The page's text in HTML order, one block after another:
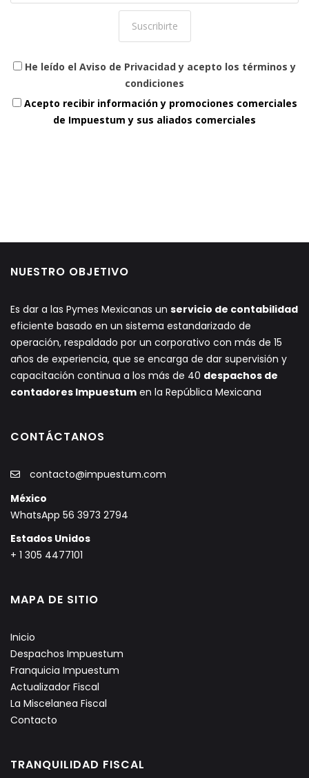
He leído el Aviso de Privacidad y acepto los términos y
condiciones
Acepto recibir información y promociones comerciales
de Impuestum y sus aliados comerciales
NUESTRO OBJETIVO
Es dar a las Pymes Mexicanas un servicio de contabilidad
eficiente basado en un sistema estandarizado de
operación, respaldado por un corporativo con más de 15
años de experiencia, que se encarga de dar supervisión y
capacitación continua a los más de 40 despachos de
contadores Impuestum en la República Mexicana
CONTÁCTANOS
contacto@impuestum.com
México
WhatsApp 56 3973 2794
Estados Unidos
+ 1 305 4477101
MAPA DE SITIO
Inicio
Despachos Impuestum
Franquicia Impuestum
Actualizador Fiscal
La Miscelanea Fiscal
Contacto
TRANQUILIDAD FISCAL